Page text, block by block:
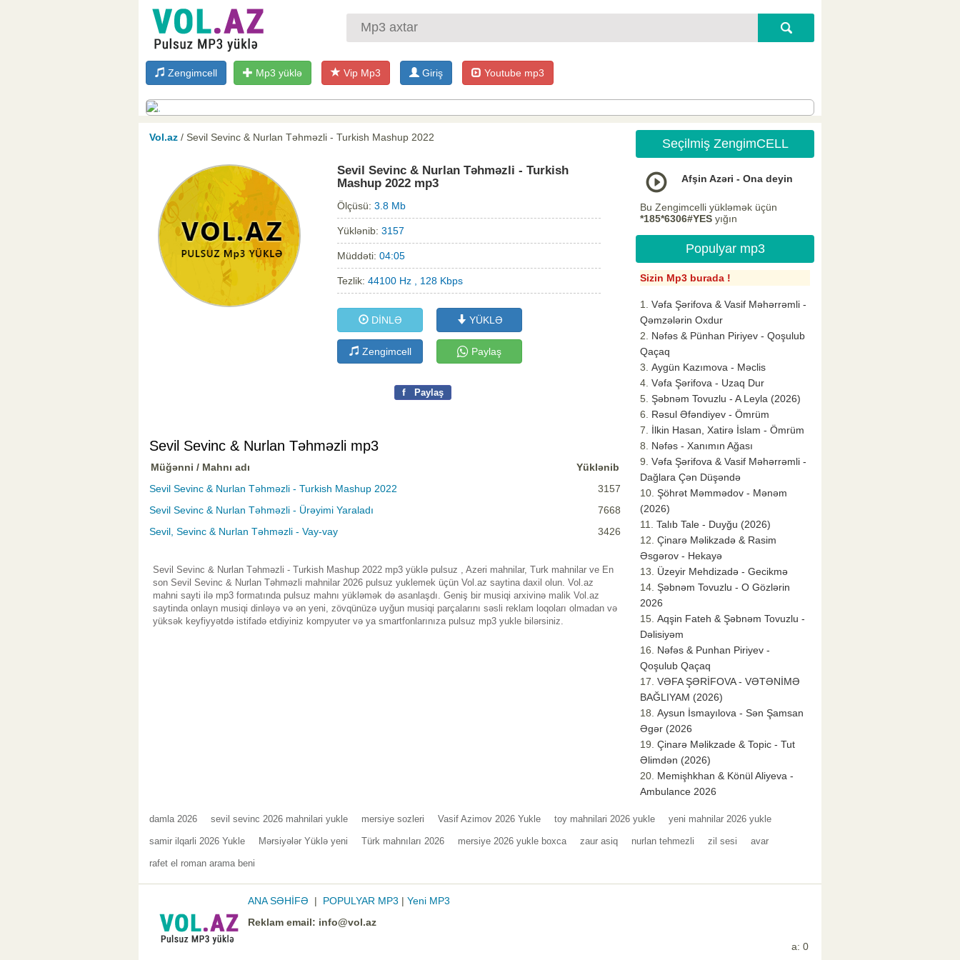
Zengimcell Mp3 yüklə Vip Mp3 Giriş Youtube mp3
Vol.az / Sevil Sevinc & Nurlan Təhməzli - Turkish Mashup 2022
Sevil Sevinc & Nurlan Təhməzli - Turkish
Mashup 2022 mp3
Ölçüsü: 3.8 Mb
Yüklənib: 3157
Müddəti: 04:05
Tezlik: 44100 Hz , 128 Kbps
DİNLƏ YÜKLƏ
Zengimcell Paylaş
f Paylaş
Sevil Sevinc & Nurlan Təhməzli mp3
Müğənni / Mahnı adı
Yüklənib
Sevil Sevinc & Nurlan Təhməzli - Turkish Mashup 2022
3157
Sevil Sevinc & Nurlan Təhməzli - Ürəyimi Yaraladı
7668
Sevil, Sevinc & Nurlan Təhməzli - Vay-vay
3426
Sevil Sevinc & Nurlan Təhməzli - Turkish Mashup 2022 mp3 yüklə pulsuz , Azeri mahnilar, Turk mahnilar ve En
son Sevil Sevinc & Nurlan Təhməzli mahnilar 2026 pulsuz yuklemek üçün Vol.az saytina daxil olun. Vol.az
mahni sayti ilə mp3 formatında pulsuz mahnı yükləmək də asanlaşdı. Geniş bir musiqi arxivinə malik Vol.az
saytinda onlayn musiqi dinləyə və ən yeni, zövqünüzə uyğun musiqi parçalarını səsli reklam loqoları olmadan və
yüksək keyfiyyətdə istifadə etdiyiniz kompyuter və ya smartfonlarınıza pulsuz mp3 yukle bilərsiniz.
Seçilmiş ZengimCELL
Afşin Azəri - Ona deyin
Bu Zengimcelli yükləmək üçün
*185*6306#YES yığın
Populyar mp3
Sizin Mp3 burada !
Vəfa Şərifova & Vasif Məhərrəmli -
Qəmzələrin Oxdur
Nəfəs & Pünhan Piriyev - Qoşulub
Qaçaq
Aygün Kazımova - Məclis
Vəfa Şərifova - Uzaq Dur
Şəbnəm Tovuzlu - A Leyla (2026)
Rəsul Əfəndiyev - Ömrüm
İlkin Hasan, Xatirə İslam - Ömrüm
Nəfəs - Xanımın Ağası
Vəfa Şərifova & Vasif Məhərrəmli -
Dağlara Çən Düşəndə
Şöhrət Məmmədov - Mənəm
(2026)
Talıb Tale - Duyğu (2026)
Çinarə Məlikzadə & Rasim
Əsgərov - Hekayə
Üzeyir Mehdizadə - Gecikmə
Şəbnəm Tovuzlu - O Gözlərin
2026
Aqşin Fateh & Şəbnəm Tovuzlu -
Dəlisiyəm
Nəfəs & Punhan Piriyev -
Qoşulub Qaçaq
VƏFA ŞƏRİFOVA - VƏTƏNİMƏ
BAĞLIYAM (2026)
Aysun İsmayılova - Sən Şamsan
Əgər (2026
Çinarə Məlikzade & Topic - Tut
Əlimdən (2026)
Memişhkhan & Könül Aliyeva -
Ambulance 2026
damla 2026 sevil sevinc 2026 mahnilari yukle mersiye sozleri Vasif Azimov 2026 Yukle toy mahnilari 2026 yukle yeni mahnilar 2026 yukle
samir ilqarli 2026 Yukle Mərsiyələr Yüklə yeni Türk mahnıları 2026 mersiye 2026 yukle boxca zaur asiq nurlan tehmezli zil sesi avar
rafet el roman arama beni
ANA SƏHİFƏ | POPULYAR MP3 | Yeni MP3
Reklam email: info@vol.az
a: 0